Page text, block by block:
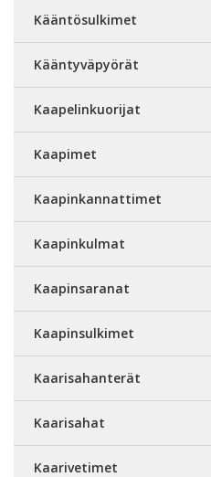
Kääntösulkimet
Kääntyväpyörät
Kaapelinkuorijat
Kaapimet
Kaapinkannattimet
Kaapinkulmat
Kaapinsaranat
Kaapinsulkimet
Kaarisahanterät
Kaarisahat
Kaarivetimet